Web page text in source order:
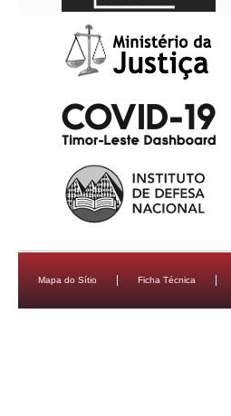
Mapa do Sítio Ficha Técnica